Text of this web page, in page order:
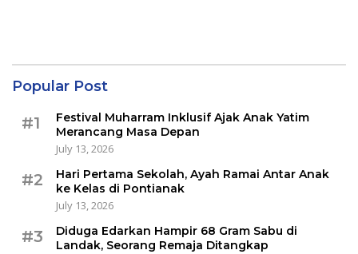
Popular Post
#1
Festival Muharram Inklusif Ajak Anak Yatim
Merancang Masa Depan
July 13, 2026
#2
Hari Pertama Sekolah, Ayah Ramai Antar Anak
ke Kelas di Pontianak
July 13, 2026
#3
Diduga Edarkan Hampir 68 Gram Sabu di
Landak, Seorang Remaja Ditangkap